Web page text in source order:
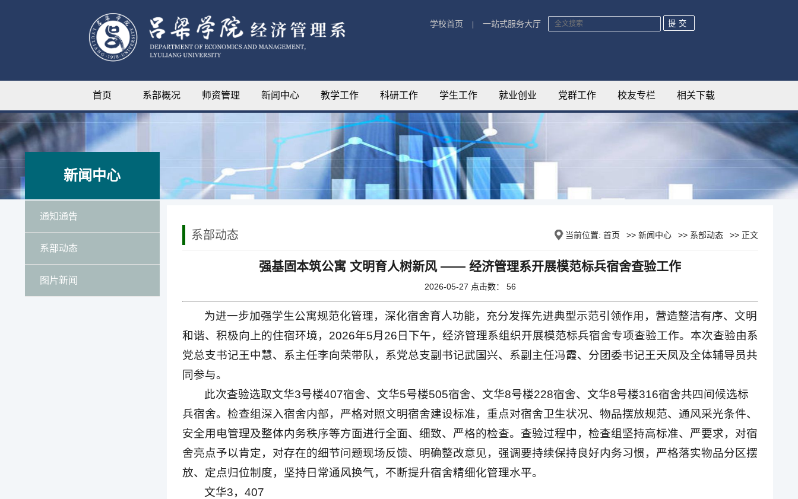
学校首页 一站式服务大厅
首页 系部概况 师资管理 新闻中心 教学工作 科研工作 学生工作 就业创业 党群工作 校友专栏 相关下载
新闻中心
通知通告
系部动态
图片新闻
系部动态 当前位置: 首页 >> 新闻中心 >> 系部动态 >> 正文
强基固本筑公寓 文明育人树新风 —— 经济管理系开展模范标兵宿舍查验工作
2026-05-27 点击数： 56
为进一步加强学生公寓规范化管理，深化宿舍育人功能，充分发挥先进典型示范引领作用，营造整洁有序、文明
和谐、积极向上的住宿环境，2026年5月26日下午，经济管理系组织开展模范标兵宿舍专项查验工作。本次查验由系
党总支书记王中慧、系主任李向荣带队，系党总支副书记武国兴、系副主任冯霞、分团委书记王天凤及全体辅导员共
同参与。
此次查验选取文华3号楼407宿舍、文华5号楼505宿舍、文华8号楼228宿舍、文华8号楼316宿舍共四间候选标
兵宿舍。检查组深入宿舍内部，严格对照文明宿舍建设标准，重点对宿舍卫生状况、物品摆放规范、通风采光条件、
安全用电管理及整体内务秩序等方面进行全面、细致、严格的检查。查验过程中，检查组坚持高标准、严要求，对宿
舍亮点予以肯定，对存在的细节问题现场反馈、明确整改意见，强调要持续保持良好内务习惯，严格落实物品分区摆
放、定点归位制度，坚持日常通风换气，不断提升宿舍精细化管理水平。
文华3，407